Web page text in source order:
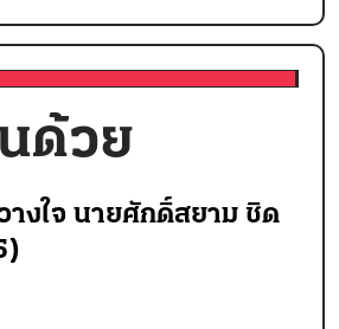
ด้วย
างใจ นายศักดิ์สยาม ชิด